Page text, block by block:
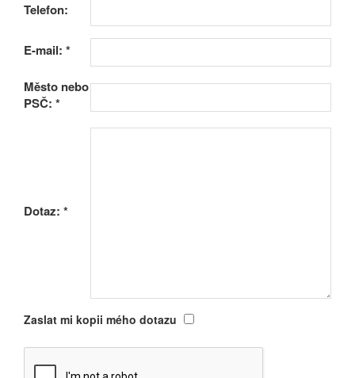
Telefon:
E-mail: *
Město nebo
PSČ: *
Dotaz: *
Zaslat mi kopii mého dotazu